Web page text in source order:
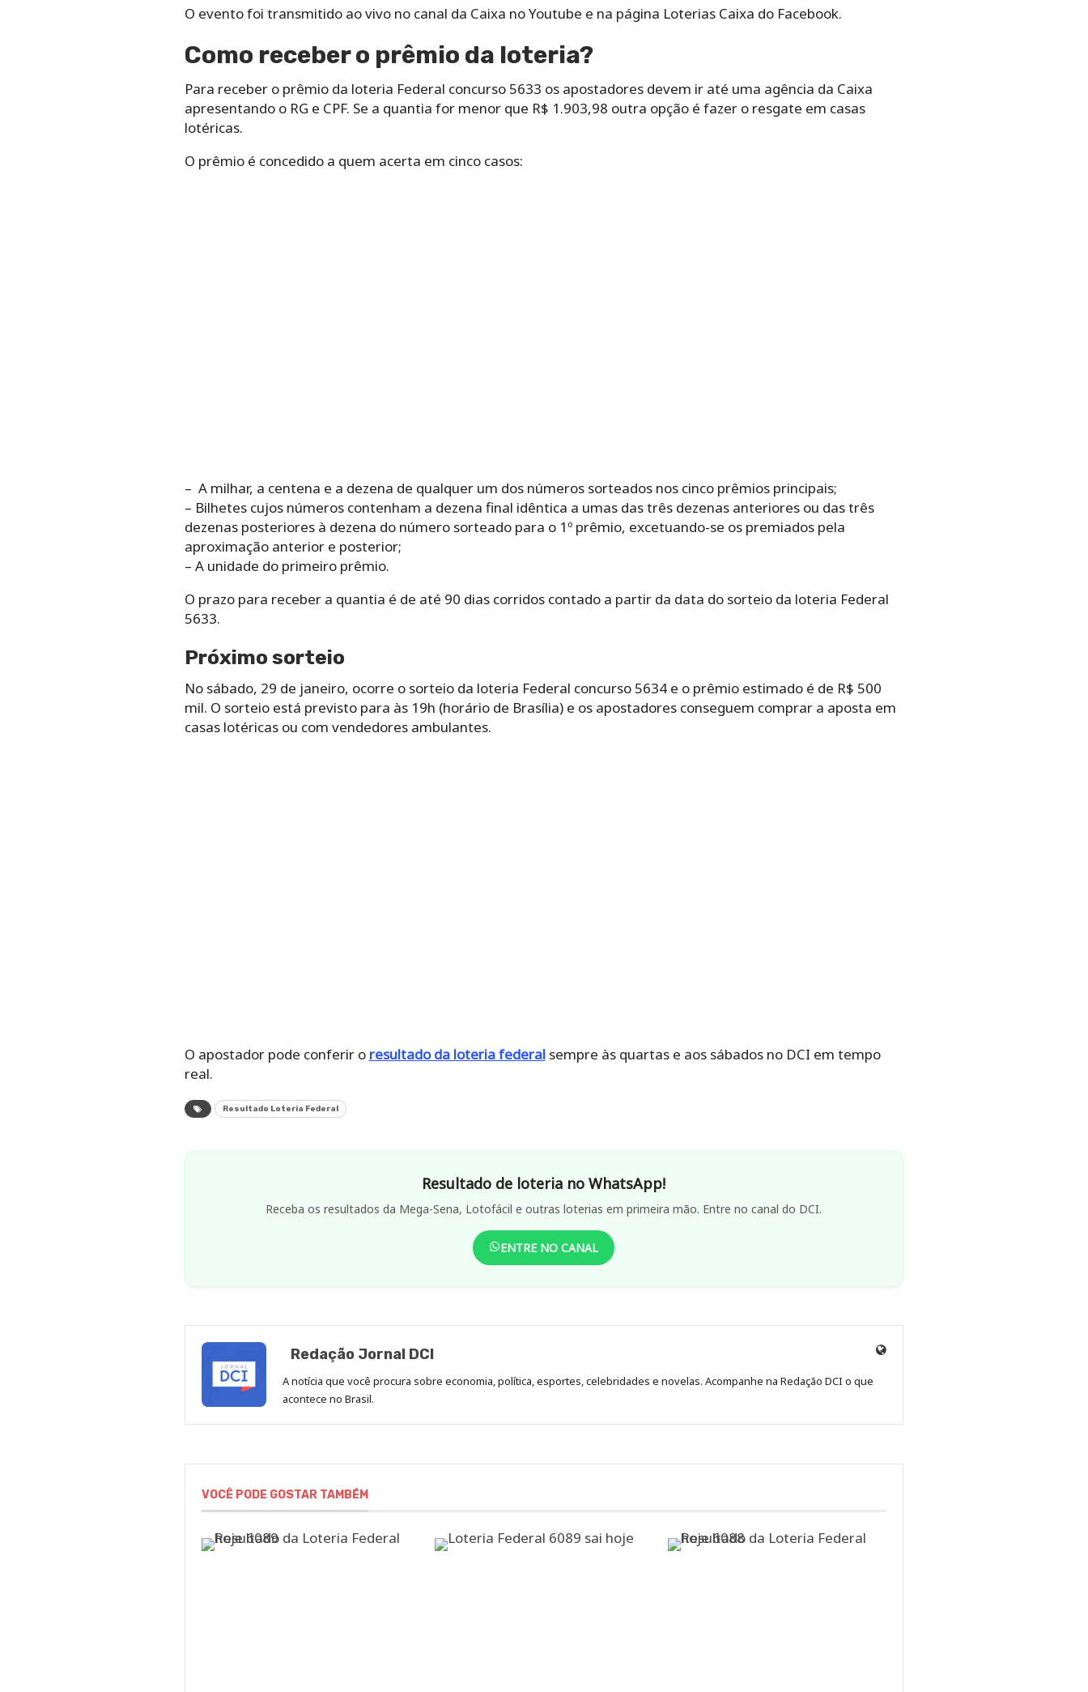
O evento foi transmitido ao vivo no canal da Caixa no Youtube e na página Loterias Caixa do Facebook.
Como receber o prêmio da loteria?
Para receber o prêmio da loteria Federal concurso 5633 os apostadores devem ir até uma agência da Caixa
apresentando o RG e CPF. Se a quantia for menor que R$ 1.903,98 outra opção é fazer o resgate em casas
lotéricas.
O prêmio é concedido a quem acerta em cinco casos:
– A milhar, a centena e a dezena de qualquer um dos números sorteados nos cinco prêmios principais;
– Bilhetes cujos números contenham a dezena final idêntica a umas das três dezenas anteriores ou das três
dezenas posteriores à dezena do número sorteado para o 1º prêmio, excetuando-se os premiados pela
aproximação anterior e posterior;
– A unidade do primeiro prêmio.
O prazo para receber a quantia é de até 90 dias corridos contado a partir da data do sorteio da loteria Federal
5633.
Próximo sorteio
No sábado, 29 de janeiro, ocorre o sorteio da loteria Federal concurso 5634 e o prêmio estimado é de R$ 500
mil. O sorteio está previsto para às 19h (horário de Brasília) e os apostadores conseguem comprar a aposta em
casas lotéricas ou com vendedores ambulantes.
O apostador pode conferir o resultado da loteria federalsempre às quartas e aos sábados no DCI em tempo
real.
Resultado Loteria Federal
Resultado de loteria no WhatsApp!
Receba os resultados da Mega-Sena, Lotofácil e outras loterias em primeira mão. Entre no canal do DCI.
ENTRE NO CANAL
Redação Jornal DCI
Site
A notícia que você procura sobre economia, política, esportes, celebridades e novelas. Acompanhe na Redação DCI o que
acontece no Brasil.
VOCÊ PODE GOSTAR TAMBÉM